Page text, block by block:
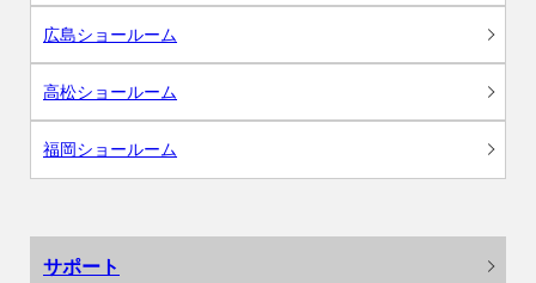
広島ショールーム
高松ショールーム
福岡ショールーム
サポート